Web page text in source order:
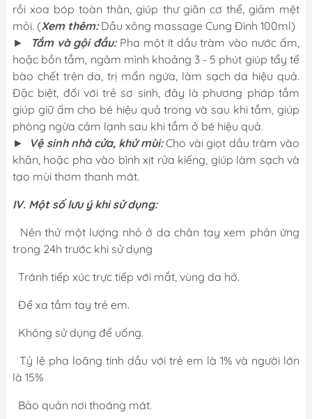
rồi xoa bóp toàn thân, giúp thư giãn cơ thể, giảm mệt
mỏi. (Xem thêm: Dầu xông massage Cung Đình 100ml)
►
Tắm và gội đầu: Pha một ít dầu tràm vào nước ấm,
hoặc bồn tắm, ngâm mình khoảng 3 - 5 phút giúp tẩy tế
bào chết trên da, trị mẩn ngứa, làm sạch da hiệu quả.
Đặc biệt, đối với trẻ sơ sinh, đây là phương pháp tắm
giúp giữ ấm cho bé hiệu quả trong và sau khi tắm, giúp
phòng ngừa cảm lạnh sau khi tắm ở bé hiệu quả.
►
Vệ sinh nhà cửa, khử mùi:Cho vài giọt dầu tràm vào
khăn, hoặc pha vào bình xịt rửa kiếng, giúp làm sạch và
tạo mùi thơm thanh mát.
IV. Một số lưu ý khi sử dụng:
Nên thử một lượng nhỏ ở da chân tay xem phản ứng
trong 24h trước khi sử dụng
Tránh tiếp xúc trực tiếp với mắt, vùng da hở.
Để xa tầm tay trẻ em.
Không sử dụng để uống.
Tỷ lệ pha loãng tinh dầu với trẻ em là 1% và người lớn
là 15%
Bảo quản nơi thoáng mát.